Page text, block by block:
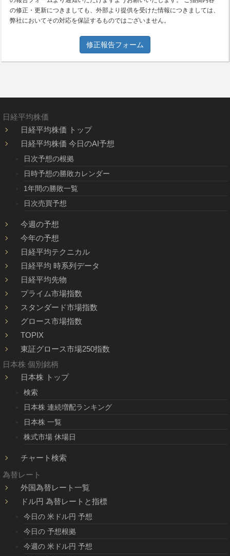
の修正・更新につきましても、外部より提供を受けた情報につきましては、
弊社においてその対応を保証するものではございません。
修正報告フォーム
日経平均株価
日経平均株価 トップ
日経平均株価 今日のAI予想
日次予想の根拠
日時予想の勝敗カレンダー
1年間の勝敗一覧
日次売買予想
今週の予想
今年の予想
日経平均テクニカル
日経平均 時系列データ
日経平均先物
プライム市場指数
スタンダード市場指数
グロース市場指数
TOPIX
東証グロース市場250指数
日本株 個別銘柄
日本株 トップ
検索
日本株 連続増配ランキング
日本株 一覧
株式市場 休場日
チャート検索
為替レート
外国為替レート一覧
ドル円 為替レートと指標
今日の 米ドル円 予想
今日の 予想根拠
今週の 米ドル円 予想